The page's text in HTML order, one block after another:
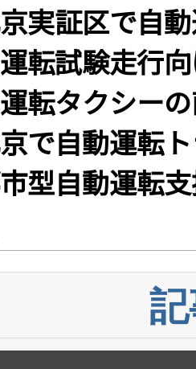
実証区で自
転試験走行
転タクシー
で自動運転
型自動運転